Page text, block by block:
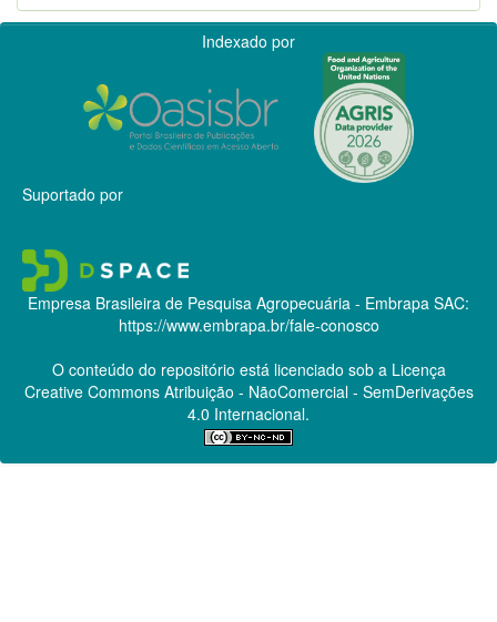
Indexado por
Suportado por
Empresa Brasileira de Pesquisa Agropecuária - Embrapa SAC:
https://www.embrapa.br/fale-conosco
O conteúdo do repositório está licenciado sob a Licença
Creative CommonsAtribuição - NãoComercial - SemDerivações
4.0 Internacional.